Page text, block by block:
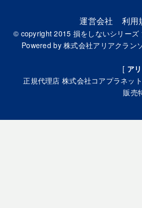
運営会社 利用
© copyright 2015 損をしないシリー
Powered by株式会社アリアクラン
[ ア
正規代理店 株式会社コアプラネッ
販売